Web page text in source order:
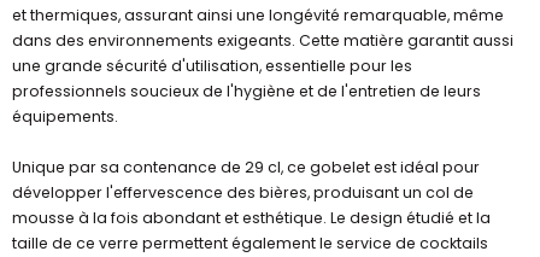
et thermiques, assurant ainsi une longévité remarquable, même
dans des environnements exigeants. Cette matière garantit aussi
une grande sécurité d'utilisation, essentielle pour les
professionnels soucieux de l'hygiène et de l'entretien de leurs
équipements.
Unique par sa contenance de 29 cl, ce gobelet est idéal pour
développer l'effervescence des bières, produisant un col de
mousse à la fois abondant et esthétique. Le design étudié et la
taille de ce verre permettent également le service de cocktails